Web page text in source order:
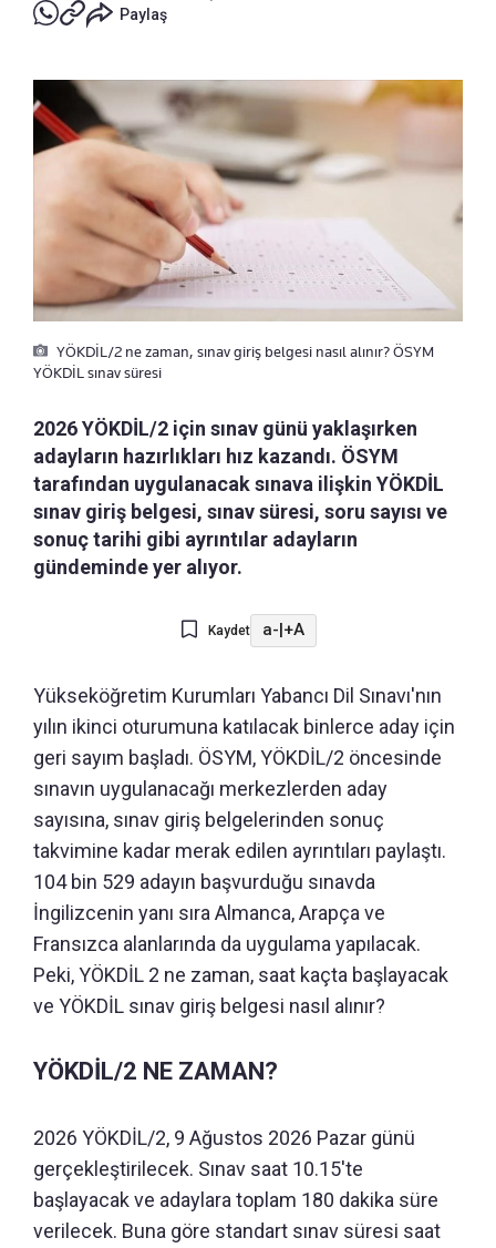
Paylaş
YÖKDİL/2 ne zaman, sınav giriş belgesi nasıl alınır? ÖSYM
YÖKDİL sınav süresi
2026 YÖKDİL/2 için sınav günü yaklaşırken
adayların hazırlıkları hız kazandı. ÖSYM
tarafından uygulanacak sınava ilişkin YÖKDİL
sınav giriş belgesi, sınav süresi, soru sayısı ve
sonuç tarihi gibi ayrıntılar adayların
gündeminde yer alıyor.
Kaydet a- +A
Yükseköğretim Kurumları Yabancı Dil Sınavı'nın
yılın ikinci oturumuna katılacak binlerce aday için
geri sayım başladı. ÖSYM, YÖKDİL/2 öncesinde
sınavın uygulanacağı merkezlerden aday
sayısına, sınav giriş belgelerinden sonuç
takvimine kadar merak edilen ayrıntıları paylaştı.
104 bin 529 adayın başvurduğu sınavda
İngilizcenin yanı sıra Almanca, Arapça ve
Fransızca alanlarında da uygulama yapılacak.
Peki, YÖKDİL 2 ne zaman, saat kaçta başlayacak
ve YÖKDİL sınav giriş belgesi nasıl alınır?
YÖKDİL/2 NE ZAMAN?
2026 YÖKDİL/2, 9 Ağustos 2026 Pazar günü
gerçekleştirilecek. Sınav saat 10.15'te
başlayacak ve adaylara toplam 180 dakika süre
verilecek. Buna göre standart sınav süresi saat